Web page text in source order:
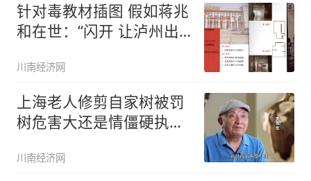
针对毒教材插图 假如蒋兆
和在世：“闪开 让泸州出
川南经济网
上海老人修剪自家树被罚
树危害大还是情僵硬执法
川南经济网